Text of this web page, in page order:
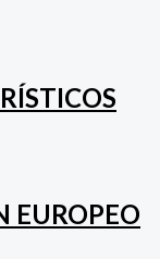
EUROPEO